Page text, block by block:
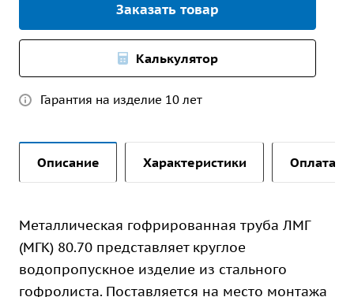
Заказать товар
Калькулятор
Гарантия на изделие 10 лет
Описание Характеристики Оплата и
Металлическая гофрированная труба ЛМГ
(МГК) 80.70 представляет круглое
водопропускное изделие из стального
гофролиста. Поставляется на место монтажа